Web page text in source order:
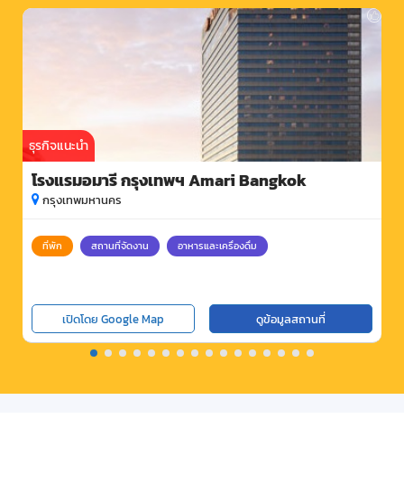
ธุรกิจแนะนำ
โรงแรมอมารี กรุงเทพฯ Amari Bangkok
กรุงเทพมหานคร
ที่พัก สถานที่จัดงาน อาหารและเครื่องดื่ม
เปิดโดย Google Map ดูข้อมูลสถานที่